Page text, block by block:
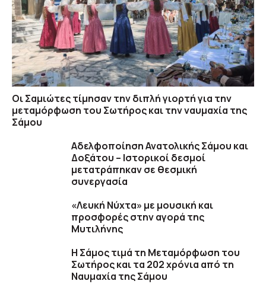
Οι Σαμιώτες τίμησαν την διπλή γιορτή για την
μεταμόρφωση του Σωτήρος και την ναυμαχία της
Σάμου
Αδελφοποίηση Ανατολικής Σάμου και
Δοξάτου – Ιστορικοί δεσμοί
μετατράπηκαν σε θεσμική
συνεργασία
«Λευκή Νύχτα» με μουσική και
προσφορές στην αγορά της
Μυτιλήνης
Η Σάμος τιμά τη Μεταμόρφωση του
Σωτήρος και τα 202 χρόνια από τη
Ναυμαχία της Σάμου